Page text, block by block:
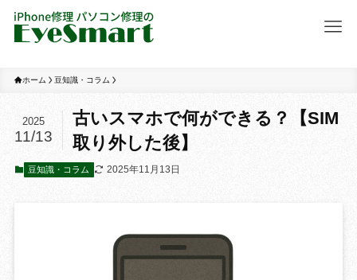
ホーム 豆知識・コラム
古いスマホで何ができる？【SIM
取り外した後】
2025
11/13
豆知識・コラム 2025年11月13日